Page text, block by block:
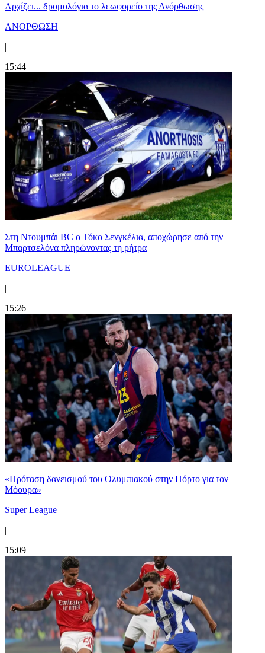
Αρχίζει... δρομολόγια το λεωφορείο της Ανόρθωσης
ΑΝΟΡΘΩΣΗ
|
15:44
Στη Nτουμπάι BC ο Τόκο Σενγκέλια, αποχώρησε από την
Μπαρτσελόνα πληρώνοντας τη ρήτρα
EUROLEAGUE
|
15:26
«Πρόταση δανεισμού του Ολυμπιακού στην Πόρτο για τον
Μόουρα»
Super League
|
15:09